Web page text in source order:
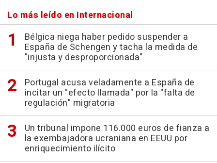
Lo más leído en Internacional
Bélgica niega haber pedido suspender a
España de Schengen y tacha la medida de
"injusta y desproporcionada"
Portugal acusa veladamente a España de
incitar un "efecto llamada" por la "falta de
regulación" migratoria
Un tribunal impone 116.000 euros de fianza a
la exembajadora ucraniana en EEUU por
enriquecimiento ilícito